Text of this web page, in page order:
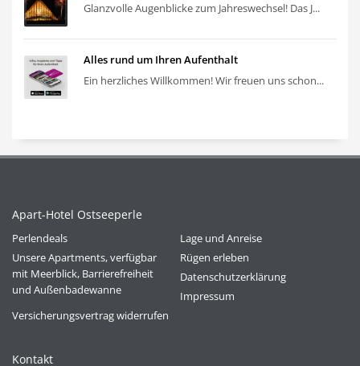
Glanzvolle Augenblicke zum Jahreswechsel! Das J...
Alles rund um Ihren Aufenthalt
Ein herzliches Willkommen! Wir freuen uns schon...
Apart-Hotel Ostseeperle
Perlendeals
Lage und Anreise
Unsere Apartments, verfügbar
mit Meerblick, Barrierefreiheit
und Außenbadewanne
Rügen erleben
Datenschutzerklärung
Impressum
Versicherungsvertrag widerrufen
Kontakt